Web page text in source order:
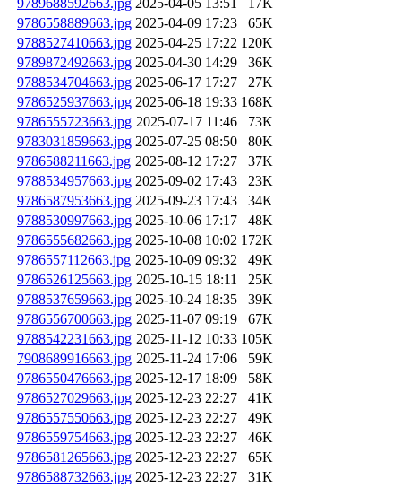
9789688592663.jpg 2025-04-05 13:51
17K
9786558889663.jpg 2025-04-09 17:23
65K
9788527410663.jpg 2025-04-25 17:22 120K
9789872492663.jpg 2025-04-30 14:29
36K
9788534704663.jpg 2025-06-17 17:27
27K
9786525937663.jpg 2025-06-18 19:33 168K
9786555723663.jpg 2025-07-17 11:46
73K
9783031859663.jpg 2025-07-25 08:50
80K
9786588211663.jpg 2025-08-12 17:27
37K
9788534957663.jpg 2025-09-02 17:43
23K
9786587953663.jpg 2025-09-23 17:43
34K
9788530997663.jpg 2025-10-06 17:17
48K
9786555682663.jpg 2025-10-08 10:02 172K
9786557112663.jpg 2025-10-09 09:32
49K
9786526125663.jpg 2025-10-15 18:11
25K
9788537659663.jpg 2025-10-24 18:35
39K
9786556700663.jpg 2025-11-07 09:19
67K
9788542231663.jpg 2025-11-12 10:33 105K
7908689916663.jpg 2025-11-24 17:06
59K
9786550476663.jpg 2025-12-17 18:09
58K
9786527029663.jpg 2025-12-23 22:27
41K
9786557550663.jpg 2025-12-23 22:27
49K
9786559754663.jpg 2025-12-23 22:27
46K
9786581265663.jpg 2025-12-23 22:27
65K
9786588732663.jpg 2025-12-23 22:27
31K